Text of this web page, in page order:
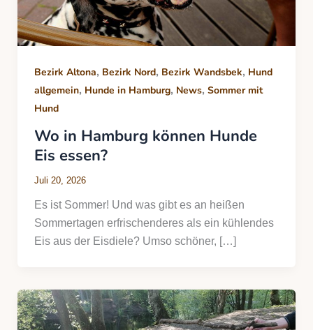
Bezirk Altona, Bezirk Nord, Bezirk Wandsbek, Hund
allgemein, Hunde in Hamburg, News, Sommer mit
Hund
Wo in Hamburg können Hunde
Eis essen?
Juli 20, 2026
Es ist Sommer! Und was gibt es an heißen
Sommertagen erfrischenderes als ein kühlendes
Eis aus der Eisdiele? Umso schöner, […]